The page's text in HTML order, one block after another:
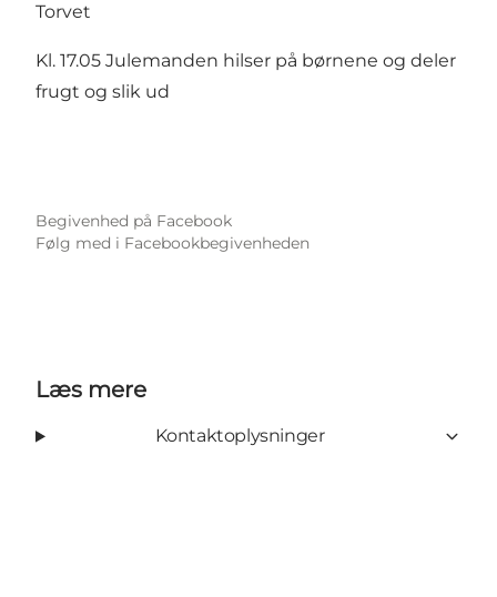
Torvet
Kl. 17.05 Julemanden hilser på børnene og deler
frugt og slik ud
Begivenhed på Facebook
Følg med i Facebookbegivenheden
Læs mere
Kontaktoplysninger